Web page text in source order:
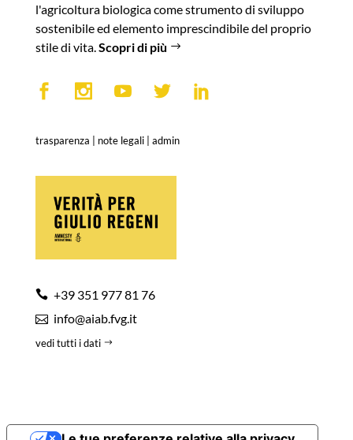
l'agricoltura biologica come strumento di sviluppo
sostenibile ed elemento imprescindibile del proprio
stile di vita. Scopri di più
trasparenza note legali| admin
+39 351 977 81 76
info@aiab.fvg.it
vedi tutti i dati